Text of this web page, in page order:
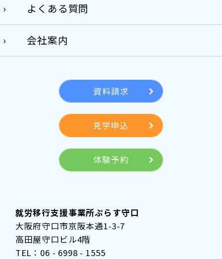
よくある質問
会社案内
資料請求
見学申込
体験予約
就労移行支援事業所ぷらす守口
大阪府守口市京阪本通1-3-7
高田屋守口ビル4階
TEL：06 - 6998 - 1555